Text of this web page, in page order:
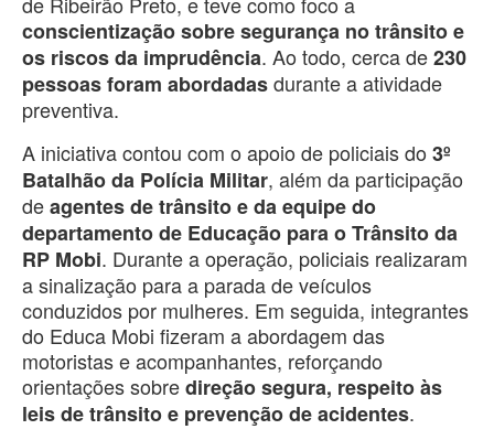
conscientização sobre segurança no trânsito e
os riscos da imprudência. Ao todo, cerca de230
pessoas foram abordadasdurante a atividade
preventiva.
A iniciativa contou com o apoio de policiais do 3º
Batalhão da Polícia Militar, além da participação
deagentes de trânsito e da equipe do
departamento de Educação para o Trânsito da
RP Mobi. Durante a operação, policiais realizaram
a sinalização para a parada de veículos
conduzidos por mulheres. Em seguida, integrantes
do Educa Mobi fizeram a abordagem das
motoristas e acompanhantes, reforçando
orientações sobredireção segura, respeito às
leis de trânsito e prevenção de acidentes.